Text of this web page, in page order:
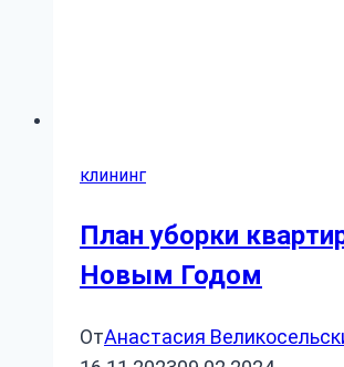
клининг
План уборки
Новым Годом
ОтАнастасия